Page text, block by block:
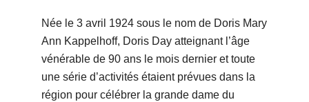
Née le 3 avril 1924 sous le nom de Doris Mary
Ann Kappelhoff, Doris Day atteignant l’âge
vénérable de 90 ans le mois dernier et toute
une série d’activités étaient prévues dans la
région pour célébrer la grande dame du